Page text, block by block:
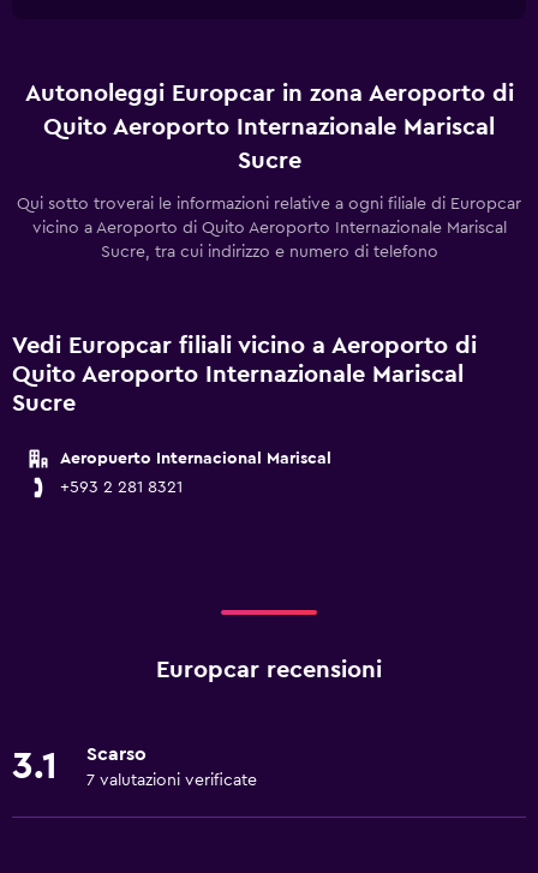
Autonoleggi Europcar in zona Aeroporto di
Quito Aeroporto Internazionale Mariscal
Sucre
Qui sotto troverai le informazioni relative a ogni filiale di Europcar
vicino a Aeroporto di Quito Aeroporto Internazionale Mariscal
Sucre, tra cui indirizzo e numero di telefono
Vedi Europcar filiali vicino a Aeroporto di
Quito Aeroporto Internazionale Mariscal
Sucre
Aeropuerto Internacional Mariscal
+593 2 281 8321
Europcar recensioni
3.1 Scarso
7 valutazioni verificate